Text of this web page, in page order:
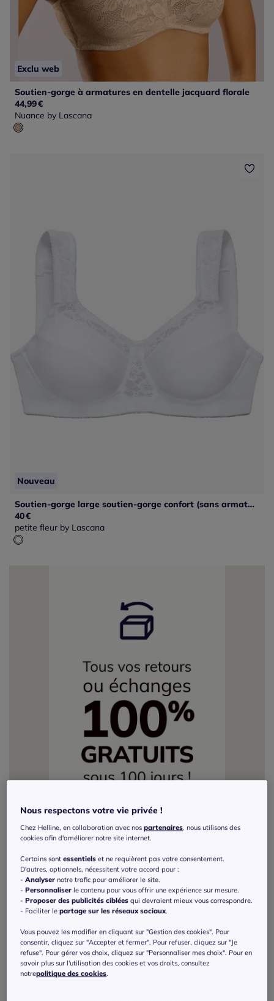
Exclu web
Soutien-gorge à armatures en dentelle jacquard florale
44,99€
Nuance by Lascana
Nouveau
Soutien-gorge large soutien-gorge confort (sans armatures) avec jolis empiècements en dentelle
40€
petite fleur by Lascana
Nous respectons votre vie privée !
Chez Helline, en collaboration avec nospartenaires, nous utilisons des
cookies afin d'améliorer notre site internet.
Certains sontessentiels et ne requièrent pas votre consentement.
D'autres, optionnels, nécessitent votre accord pour :
-Analyser notre trafic pour améliorer le site.
-Personnaliser le contenu pour vous offrir une expérience sur mesure.
-Proposer des publicités ciblées qui devraient mieux vous correspondre.
- Faciliter lepartage sur les réseaux sociaux.
Vous pouvez les modifier en cliquant sur "Gestion des cookies". Pour
consentir, cliquez sur "Accepter et fermer". Pour refuser, cliquez sur "Je
refuse". Pour gérer vos choix, cliquez sur "Personnaliser mes choix". Pour en
savoir plus sur l'utilisation des cookies et vos droits, consultez
notrepolitique des cookies.